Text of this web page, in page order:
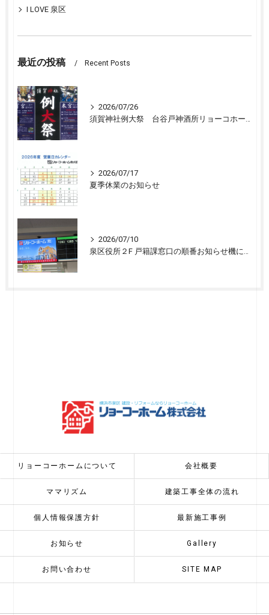
I LOVE 泉区
最近の投稿 Recent Posts
2026/07/26
須賀神社例大祭 台谷戸神酒所リョーコホーム前に設置 担渡御出発
2026/07/17
夏季休業のお知らせ
2026/07/10
泉区役所２F 戸籍課窓口の順番お知らせ機に宣伝広告を開始しました
リョーコーホームについて 会社概要
ママリズム 建築工事全体の流れ
個人情報保護方針 最新施工事例
お知らせ Gallery
お問い合わせ SITE MAP